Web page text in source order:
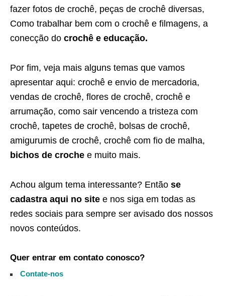
fazer fotos de crochê, peças de crochê diversas,
Como trabalhar bem com o crochê e filmagens, a
conecção do crochê e educação.
Por fim, veja mais alguns temas que vamos
apresentar aqui: crochê e envio de mercadoria,
vendas de crochê, flores de crochê, crochê e
arrumação, como sair vencendo a tristeza com
crochê, tapetes de crochê, bolsas de crochê,
amigurumis de crochê, crochê com fio de malha,
bichos de croche e muito mais.
Achou algum tema interessante? Então se
cadastra aqui no site e nos siga em todas as
redes sociais para sempre ser avisado dos nossos
novos conteúdos.
Quer entrar em contato conosco?
Contate-nos